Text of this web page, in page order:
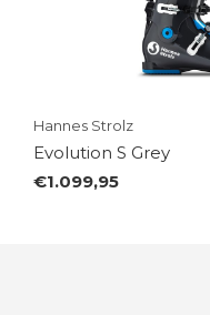
Hannes Strolz
Evolution S Grey
€1.099,95